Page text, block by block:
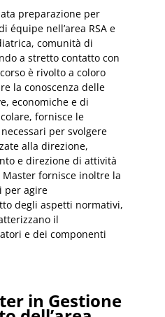
preparazione per
équipe nell’area RSA e
comunità di
a stretto contatto con
è rivolto a coloro
la conoscenza delle
economiche e di
fornisce le
per svolgere
alla direzione,
e direzione di attività
fornisce inoltre la
per agire
degli aspetti normativi,
il
e dei componenti
in Gestione